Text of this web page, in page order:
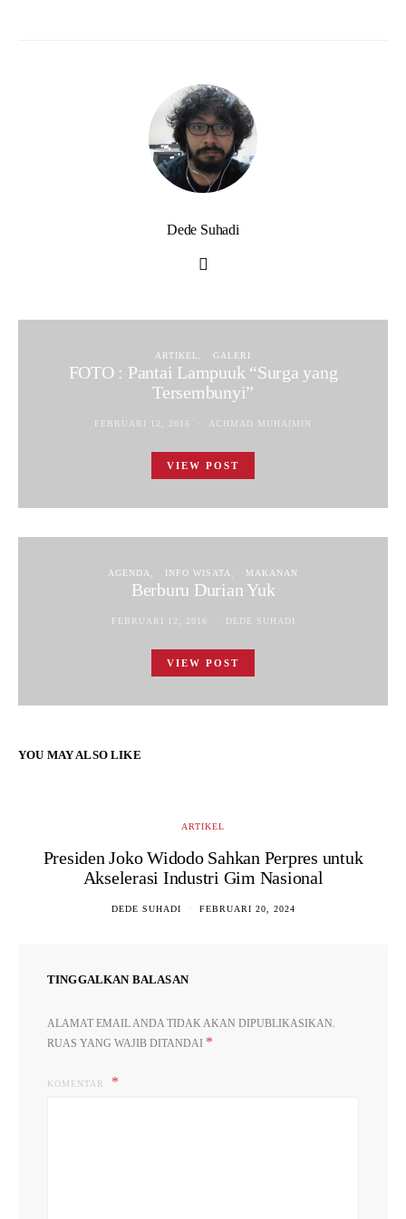
Dede Suhadi
ARTIKEL GALERI
FOTO : Pantai Lampuuk “Surga yang
Tersembunyi”
FEBRUARI 12, 2016 ACHMAD MUHAIMIN
VIEW POST
AGENDA INFO WISATA MAKANAN
Berburu Durian Yuk
FEBRUARI 12, 2016 DEDE SUHADI
VIEW POST
YOU MAY ALSO LIKE
ARTIKEL
Presiden Joko Widodo Sahkan Perpres untuk
Akselerasi Industri Gim Nasional
DEDE SUHADI FEBRUARI 20, 2024
TINGGALKAN BALASAN
ALAMAT EMAIL ANDA TIDAK AKAN DIPUBLIKASIKAN.
RUAS YANG WAJIB DITANDAI *
KOMENTAR